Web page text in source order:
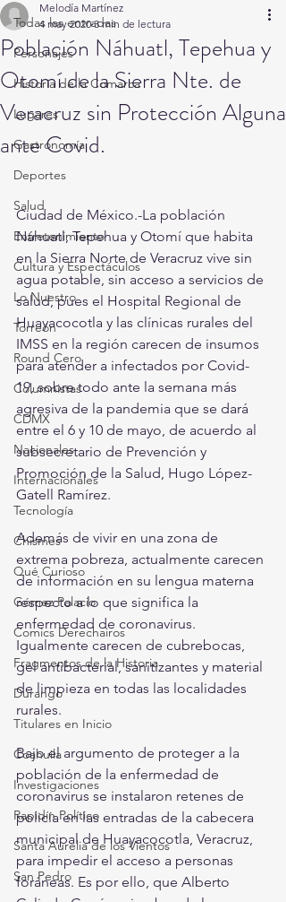
Todas las entradas
Personajes
Historia de la Comarca
Lugares
Gastronomía
Deportes
Salud
Entretenimiento
Cultura y Espectáculos
Lo Nuestro
Torreón
Round Cero
Columnistas
CDMX
Nacionales
Internacionales
Tecnología
Chismes
Qué Curioso
Gómez Palacio
Comics Derechairos
Fragmentos de la Historia
Durango
Titulares en Inicio
Coahuila
Investigaciones
Rapidín Político
Santa Aurelia de los Vientos
San Pedro
Población Náhuatl, Tepehua y
Otomí de la Sierra Nte. de
Veracruz sin Protección Alguna
ante Covid.
Melodía Martínez
4 may 2020 3 min de lectura
Ciudad de México.-La población
Náhuatl, Tepehua y Otomí que habita
en la Sierra Norte de Veracruz vive sin
agua potable, sin acceso a servicios de
salud, pues el Hospital Regional de
Huayacocotla y las clínicas rurales del
IMSS en la región carecen de insumos
para atender a infectados por Covid-
19, sobre todo ante la semana más
agresiva de la pandemia que se dará
entre el 6 y 10 de mayo, de acuerdo al
subsecretario de Prevención y
Promoción de la Salud, Hugo López-
Gatell Ramírez.
Además de vivir en una zona de
extrema pobreza, actualmente carecen
de información en su lengua materna
respecto a lo que significa la
enfermedad de coronavirus.
Igualmente carecen de cubrebocas,
gel antibacterial, sanitizantes y material
de limpieza en todas las localidades
rurales.
Bajo el argumento de proteger a la
población de la enfermedad de
coronavirus se instalaron retenes de
policía en las entradas de la cabecera
municipal de Huayacocotla, Veracruz,
para impedir el acceso a personas
foráneas. Es por ello, que Alberto